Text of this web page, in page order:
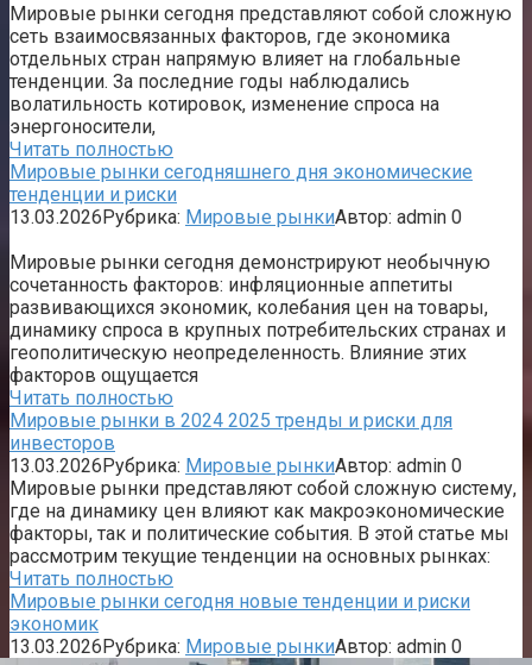
Мировые рынки сегодня представляют собой сложную
сеть взаимосвязанных факторов, где экономика
отдельных стран напрямую влияет на глобальные
тенденции. За последние годы наблюдались
волатильность котировок, изменение спроса на
энергоносители,
Читать полностью
Мировые рынки сегодняшнего дня экономические
тенденции и риски
13.03.2026Рубрика: Мировые рынкиАвтор: admin 0
Мировые рынки сегодня демонстрируют необычную
сочетанность факторов: инфляционные аппетиты
развивающихся экономик, колебания цен на товары,
динамику спроса в крупных потребительских странах и
геополитическую неопределенность. Влияние этих
факторов ощущается
Читать полностью
Мировые рынки в 2024 2025 тренды и риски для
инвесторов
13.03.2026Рубрика: Мировые рынкиАвтор: admin 0
Мировые рынки представляют собой сложную систему,
где на динамику цен влияют как макроэкономические
факторы, так и политические события. В этой статье мы
рассмотрим текущие тенденции на основных рынках:
Читать полностью
Мировые рынки сегодня новые тенденции и риски
экономик
13.03.2026Рубрика: Мировые рынкиАвтор: admin 0